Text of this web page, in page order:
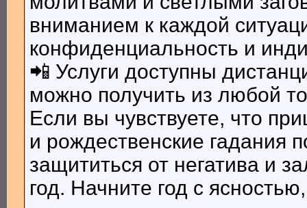
вниманием к каждой
конфиденциальность и
📲 Услуги доступны
можно получить из любой
Если вы чувствуете, что
и рождественские гадания
защититься от негатива и
год. Начните год с